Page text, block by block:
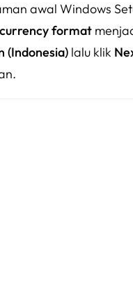
awal Windows
format
(Indonesia) lalu klik